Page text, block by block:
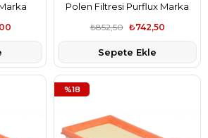
Polen Filtresi Purflux Marka
9678792080
₺742,50
₺852,50
Sepete Ekle
%18